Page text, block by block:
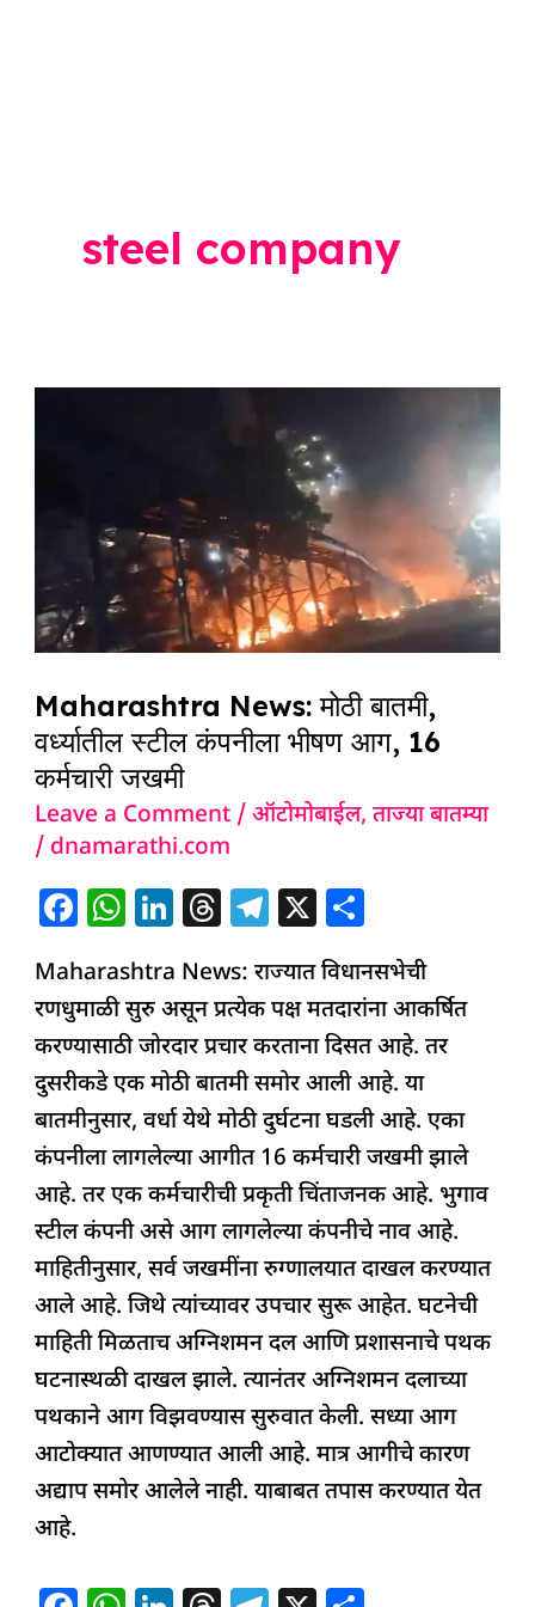
steel company
Maharashtra News: मोठी बातमी,
वर्ध्यातील स्टील कंपनीला भीषण आग, 16
कर्मचारी जखमी
Leave a Comment /ऑटोमोबाईल,ताज्या बातम्या
/ dnamarathi.com
F
c
e
b
o
o
k
W
at
s
A
p
p
Li
k
e
dI
n
T
re
a
d
s
T
e
g
ra
m
X
ar
e
Maharashtra News: राज्यात विधानसभेची
रणधुमाळी सुरु असून प्रत्येक पक्ष मतदारांना आकर्षित
करण्यासाठी जोरदार प्रचार करताना दिसत आहे. तर
दुसरीकडे एक मोठी बातमी समोर आली आहे. या
बातमीनुसार, वर्धा येथे मोठी दुर्घटना घडली आहे. एका
कंपनीला लागलेल्या आगीत 16 कर्मचारी जखमी झाले
आहे. तर एक कर्मचारीची प्रकृती चिंताजनक आहे. भुगाव
स्टील कंपनी असे आग लागलेल्या कंपनीचे नाव आहे.
माहितीनुसार, सर्व जखमींना रुग्णालयात दाखल करण्यात
आले आहे. जिथे त्यांच्यावर उपचार सुरू आहेत. घटनेची
माहिती मिळताच अग्निशमन दल आणि प्रशासनाचे पथक
घटनास्थळी दाखल झाले. त्यानंतर अग्निशमन दलाच्या
पथकाने आग विझवण्यास सुरुवात केली. सध्या आग
आटोक्यात आणण्यात आली आहे. मात्र आगीचे कारण
अद्याप समोर आलेले नाही. याबाबत तपास करण्यात येत
आहे.
वर्ध्यातील
स्टील
कंपनीला
आग,
16
कर्मचारी
जखमी